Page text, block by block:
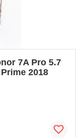
7A Pro 5.7
2018